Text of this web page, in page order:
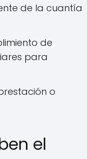
de la cuantía
de
para
o
el